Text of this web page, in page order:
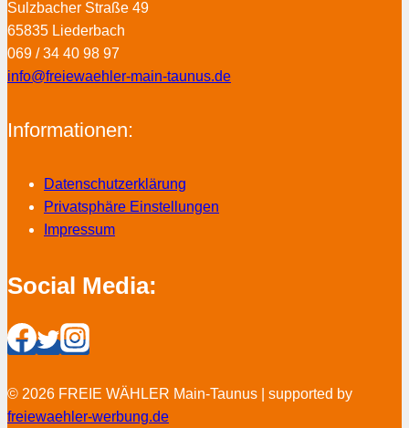
Sulzbacher Straße 49
65835 Liederbach
069 / 34 40 98 97
info@freiewaehler-main-taunus.de
Informationen:
Datenschutzerklärung
Privatsphäre Einstellungen
Impressum
Social Media:
© 2026 FREIE WÄHLER Main-Taunus | supported by
freiewaehler-werbung.de